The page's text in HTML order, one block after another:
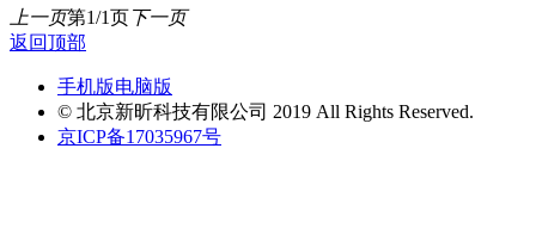
上一页第1/1页下一页
返回顶部
手机版电脑版
© 北京新昕科技有限公司 2019 All Rights Reserved.
京ICP备17035967号